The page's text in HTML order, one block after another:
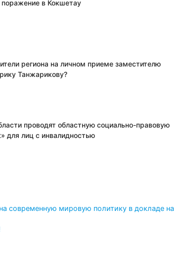
поражение в Кокшетау
региона на личном приеме заместителю
Танжарикову?
проводят областную социально-правовую
для лиц с инвалидностью
современную мировую политику в докладе на